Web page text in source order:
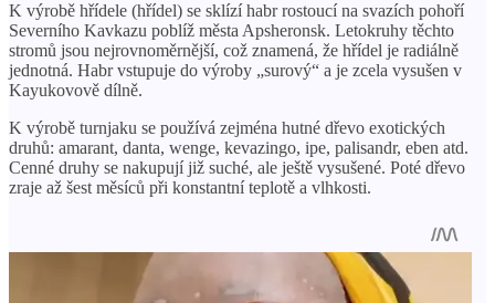
K výrobě hřídele (hřídel) se sklízí habr rostoucí na svazích pohoří
Severního Kavkazu poblíž města Apsheronsk. Letokruhy těchto
stromů jsou nejrovnoměrnější, což znamená, že hřídel je radiálně
jednotná. Habr vstupuje do výroby „surový“ a je zcela vysušen v
Kayukovově dílně.
K výrobě turnjaku se používá zejména hutné dřevo exotických
druhů: amarant, danta, wenge, kevazingo, ipe, palisandr, eben atd.
Cenné druhy se nakupují již suché, ale ještě vysušené. Poté dřevo
zraje až šest měsíců při konstantní teplotě a vlhkosti.